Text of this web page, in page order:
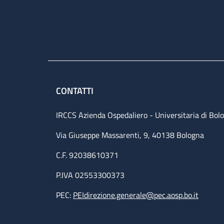
CONTATTI
IRCCS Azienda Ospedaliero - Universitaria di
Via Giuseppe Massarenti, 9, 40138 Bologna
C.F. 92038610371
P.IVA 02553300373
PEC: PEIdirezione.generale@pec.aosp.bo.it